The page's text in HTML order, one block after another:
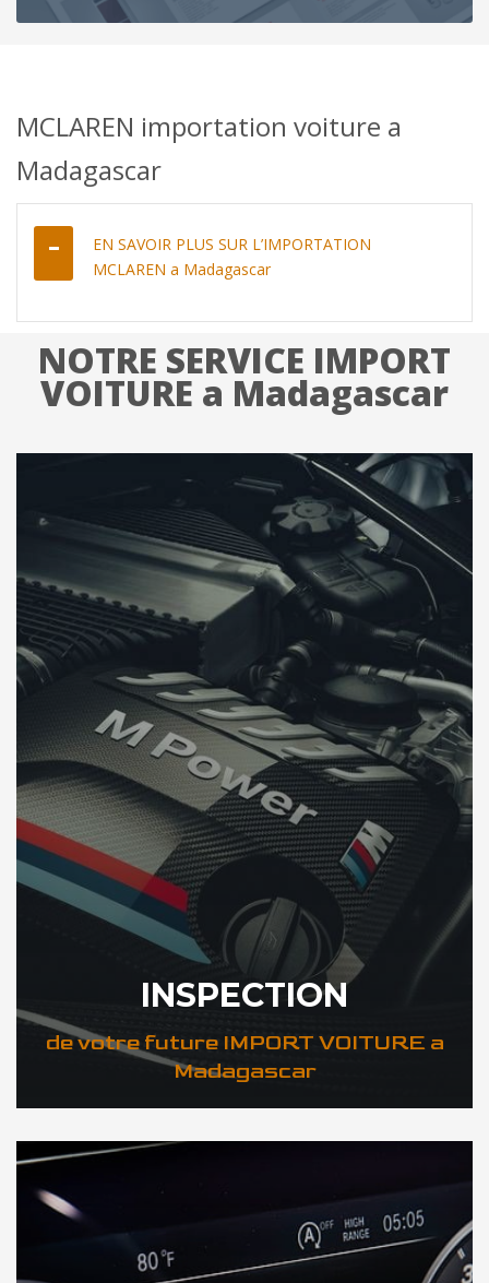
MCLAREN importation voiture a
Madagascar
EN SAVOIR PLUS SUR L’IMPORTATION
MCLAREN a Madagascar
NOTRE SERVICE IMPORT
VOITURE a Madagascar
INSPECTION
de votre future IMPORT VOITURE a
Madagascar
DÉCOUVREZ VOTRE INSPECTION AUTO a Madagascar